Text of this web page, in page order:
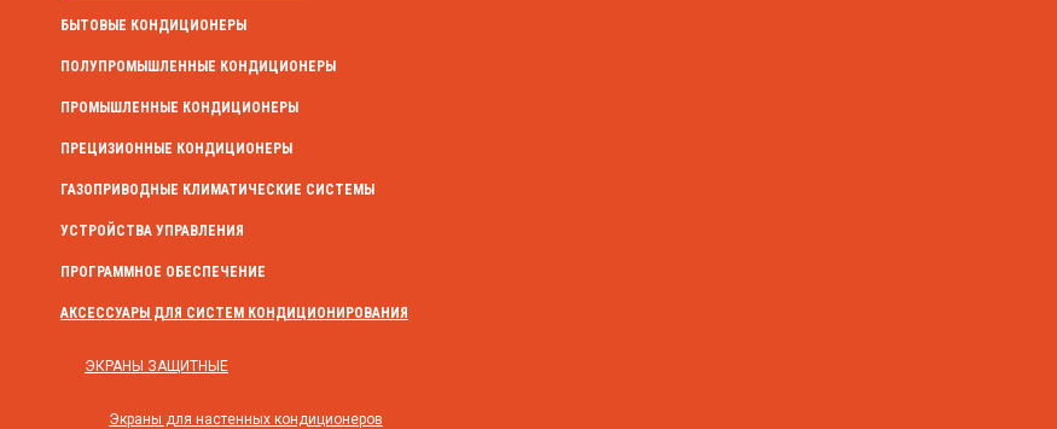
БЫТОВЫЕ КОНДИЦИОНЕРЫ
ПОЛУПРОМЫШЛЕННЫЕ КОНДИЦИОНЕРЫ
ПРОМЫШЛЕННЫЕ КОНДИЦИОНЕРЫ
ПРЕЦИЗИОННЫЕ КОНДИЦИОНЕРЫ
ГАЗОПРИВОДНЫЕ КЛИМАТИЧЕСКИЕ СИСТЕМЫ
УСТРОЙСТВА УПРАВЛЕНИЯ
ПРОГРАММНОЕ ОБЕСПЕЧЕНИЕ
АКСЕССУАРЫ ДЛЯ СИСТЕМ КОНДИЦИОНИРОВАНИЯ
ЭКРАНЫ ЗАЩИТНЫЕ
Экраны для настенных кондиционеров